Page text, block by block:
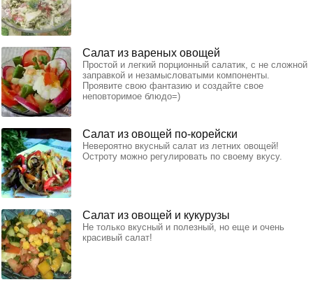
Салат из вареных овощей
Простой и легкий порционный салатик, с не сложной
заправкой и незамысловатыми компоненты.
Проявите свою фантазию и создайте свое
неповторимое блюдо=)
Салат из овощей по-корейски
Невероятно вкусный салат из летних овощей!
Остроту можно регулировать по своему вкусу.
Салат из овощей и кукурузы
Не только вкусный и полезный, но еще и очень
красивый салат!